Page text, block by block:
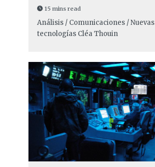
15 mins read
Análisis / Comunicaciones / Nuevas
tecnologías Cléa Thouin